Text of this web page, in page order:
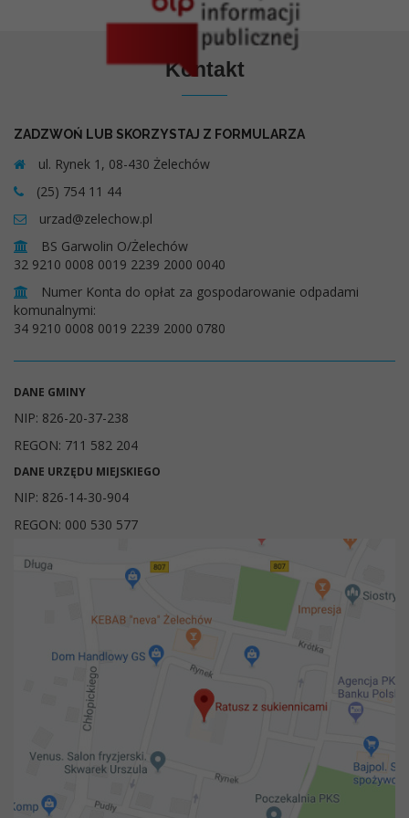
Kontakt
ZADZWOŃ LUB SKORZYSTAJ Z FORMULARZA
ul. Rynek 1, 08-430 Żelechów
(25) 754 11 44
urzad@zelechow.pl
BS Garwolin O/Żelechów
32 9210 0008 0019 2239 2000 0040
Numer Konta do opłat za gospodarowanie odpadami
komunalnymi:
34 9210 0008 0019 2239 2000 0780
DANE GMINY
NIP: 826-20-37-238
REGON: 711 582 204
DANE URZĘDU MIEJSKIEGO
NIP: 826-14-30-904
REGON: 000 530 577